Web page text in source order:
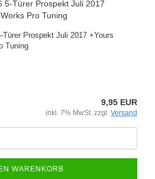
5-Türer Prospekt Juli 2017
Pro Tuning
Türer Prospekt Juli 2017 +Yours
Tuning
9,95 EUR
inkl. 7% MwSt. zzgl. Versand
WARENKORB